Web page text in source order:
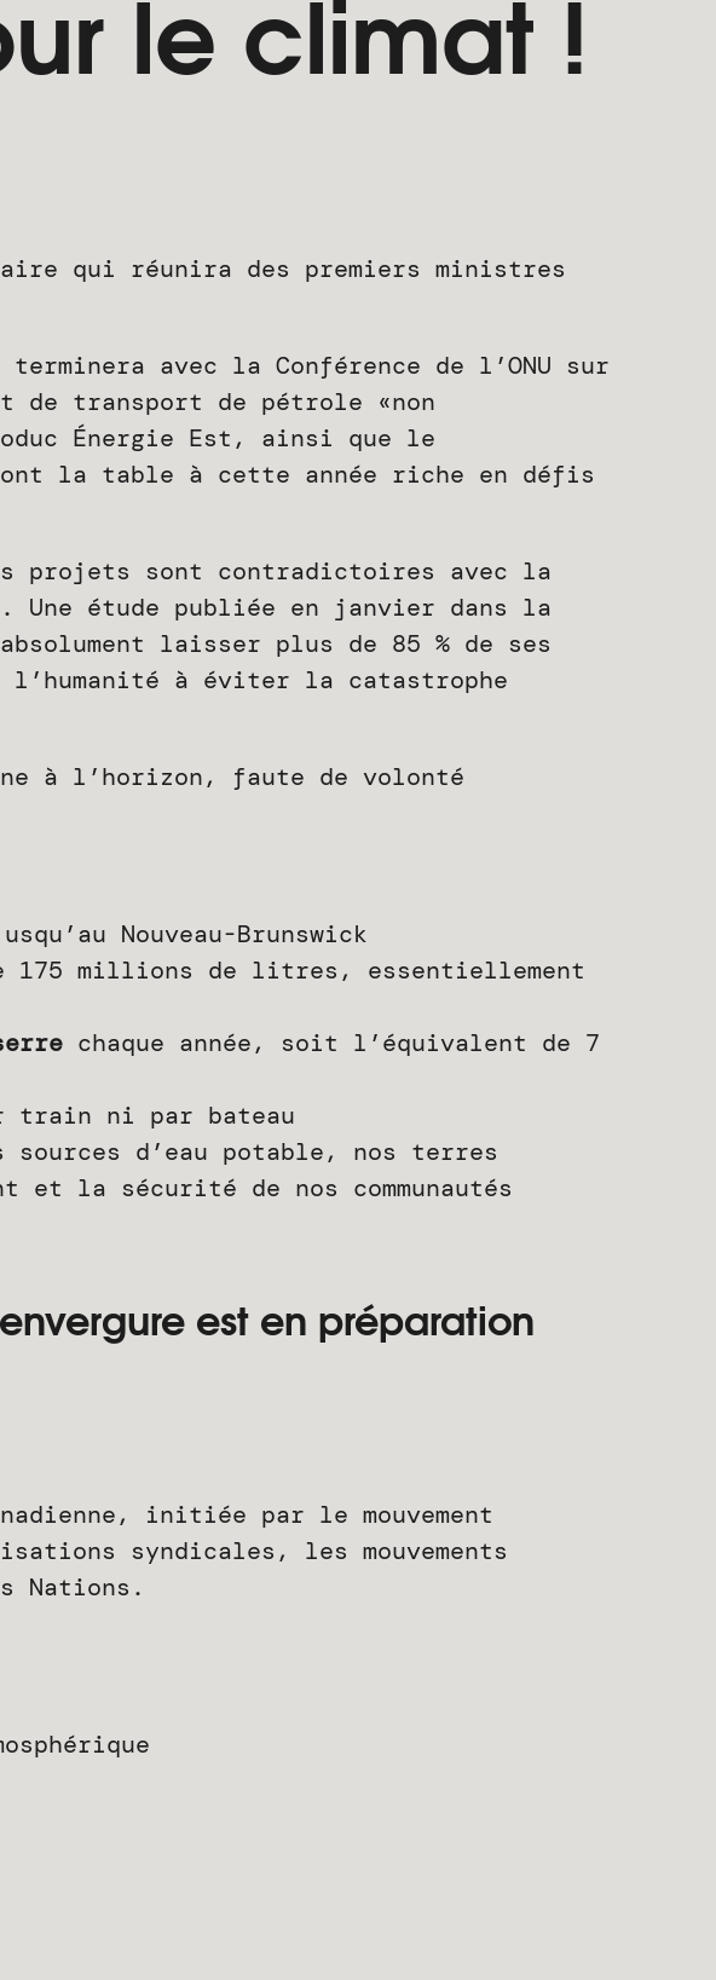
qui réunira des premiers ministres
avec la Conférence de l’ONU sur
transport de pétrole «non
Énergie Est, ainsi que le
la table à cette année riche en défis
projets sont contradictoires avec la
étude publiée en janvier dans la
laisser plus de 85 % de ses
à éviter la catastrophe
à l’horizon, faute de volonté
Nouveau-Brunswick
175 millions de litres, essentiellement
chaque année, soit l’équivalent de 7
train ni par bateau
d’eau potable, nos terres
la sécurité de nos communautés
est en préparation
initiée par le mouvement
syndicales, les mouvements
Nations.